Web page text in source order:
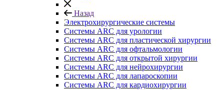
Назад
Электрохирургические системы
Системы ARC для урологии
Системы ARC для пластической хирургии
Системы ARC для офтальмологии
Системы ARC для открытой хирургии
Системы ARC для нейрохирургии
Системы ARC для лапароскопии
Системы ARC для кардиохирургии